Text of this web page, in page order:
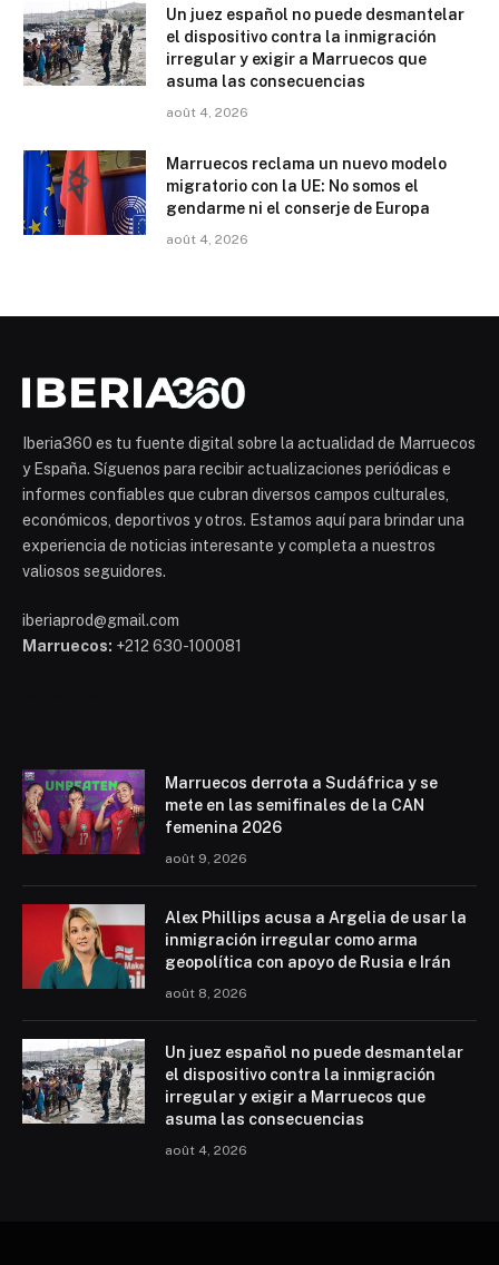
Un juez español no puede desmantelar
el dispositivo contra la inmigración
irregular y exigir a Marruecos que
asuma las consecuencias
août 4, 2026
Marruecos reclama un nuevo modelo
migratorio con la UE: No somos el
gendarme ni el conserje de Europa
août 4, 2026
Iberia360 es tu fuente digital sobre la actualidad de Marruecos
y España. Síguenos para recibir actualizaciones periódicas e
informes confiables que cubran diversos campos culturales,
económicos, deportivos y otros. Estamos aquí para brindar una
experiencia de noticias interesante y completa a nuestros
valiosos seguidores.
iberiaprod@gmail.com
Marruecos: +212 630-100081
Marruecos derrota a Sudáfrica y se
mete en las semifinales de la CAN
femenina 2026
août 9, 2026
Alex Phillips acusa a Argelia de usar la
inmigración irregular como arma
geopolítica con apoyo de Rusia e Irán
août 8, 2026
Un juez español no puede desmantelar
el dispositivo contra la inmigración
irregular y exigir a Marruecos que
asuma las consecuencias
août 4, 2026